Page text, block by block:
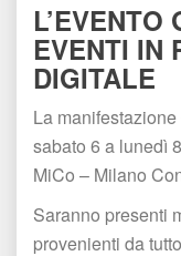
EVENTI IN
DIGITALE
La
abato 6 a lunedì
MiCo – Milano
Saranno presenti
provenienti da